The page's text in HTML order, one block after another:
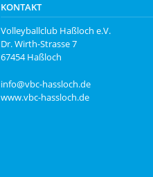
KONTAKT
Volleyballclub Haßloch e.V.
Dr. Wirth-Strasse 7
67454 Haßloch
info@vbc-hassloch.de
www.vbc-hassloch.de